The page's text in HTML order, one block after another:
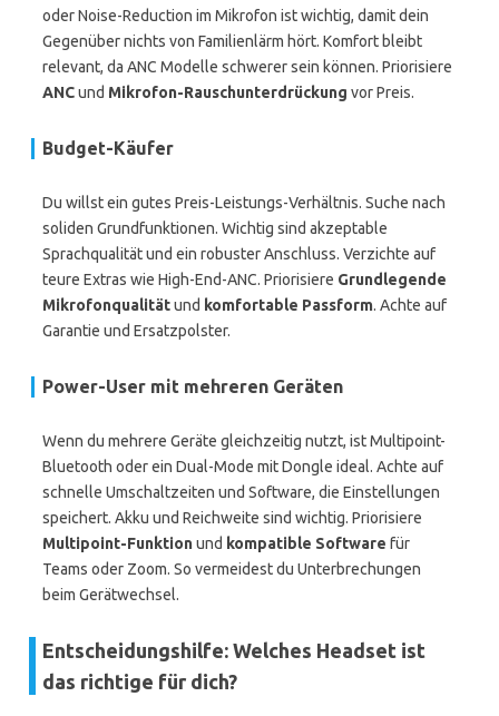
oder Noise-Reduction im Mikrofon ist wichtig, damit dein
Gegenüber nichts von Familienlärm hört. Komfort bleibt
relevant, da ANC Modelle schwerer sein können. Priorisiere
ANCund Mikrofon-Rauschunterdrückung vor Preis.
Budget-Käufer
Du willst ein gutes Preis-Leistungs-Verhältnis. Suche nach
soliden Grundfunktionen. Wichtig sind akzeptable
Sprachqualität und ein robuster Anschluss. Verzichte auf
teure Extras wie High-End-ANC. Priorisiere Grundlegende
Mikrofonqualitätund komfortable Passform. Achte auf
Garantie und Ersatzpolster.
Power-User mit mehreren Geräten
Wenn du mehrere Geräte gleichzeitig nutzt, ist Multipoint-
Bluetooth oder ein Dual-Mode mit Dongle ideal. Achte auf
schnelle Umschaltzeiten und Software, die Einstellungen
speichert. Akku und Reichweite sind wichtig. Priorisiere
Multipoint-Funktionund kompatible Software für
Teams oder Zoom. So vermeidest du Unterbrechungen
beim Gerätwechsel.
Entscheidungshilfe: Welches Headset ist
das richtige für dich?